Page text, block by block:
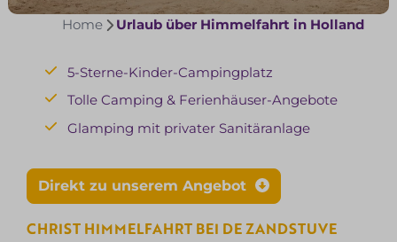
Home Urlaub über Himmelfahrt in Holland
5-Sterne-Kinder-Campingplatz
Tolle Camping & Ferienhäuser-Angebote
Glamping mit privater Sanitäranlage
Direkt zu unserem Angebot
CHRIST HIMMELFAHRT BEI DE ZANDSTUVE